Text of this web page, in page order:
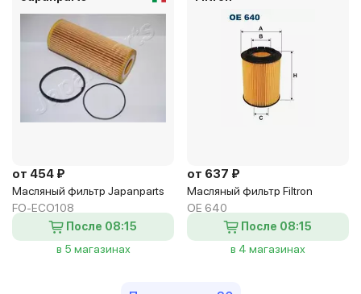
от 454 ₽
Масляный фильтр Japanparts
FO-ECO108
После 08:15
в 5 магазинах
от 637 ₽
Масляный фильтр Filtron
OE 640
После 08:15
в 4 магазинах